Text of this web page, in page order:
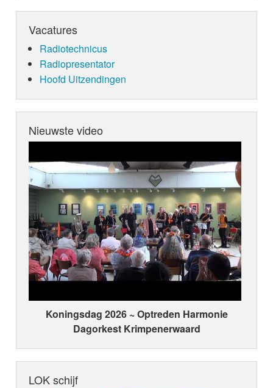
Vacatures
Radiotechnicus
Radiopresentator
Hoofd Uitzendingen
Nieuwste video
Koningsdag 2026 ~ Optreden Harmonie
Dagorkest Krimpenerwaard
LOK schijf